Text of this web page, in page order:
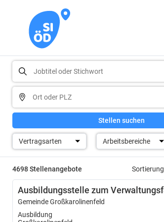
Stellen suchen
Vertragsarten Arbeitsbereiche
4698 Stellenangebote Sortierung
Gemeinde Großkarolinenfeld
Ausbildung